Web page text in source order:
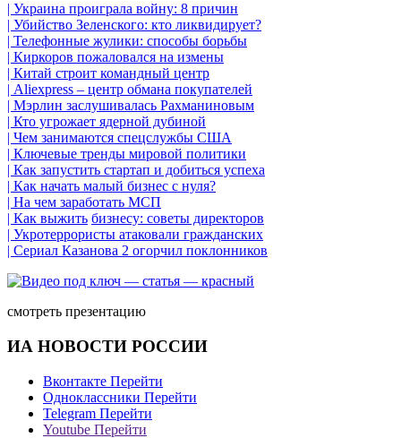
| Украина проиграла войну: 8 причин
| Убийство Зеленского: кто ликвидирует?
| Телефонные жулики: способы борьбы
| Киркоров пожаловался на измены
| Китай строит командный центр
| Aliexpress – центр обмана покупателей
| Мэрлин заслушивалась Рахманиновым
| Кто угрожает ядерной дубиной
| Чем занимаются спецслужбы США
| Ключевые тренды мировой политики
| Как запустить стартап и добиться успеха
| Как начать малый бизнес с нуля?
| На чем заработать МСП
| Как выжить бизнесу: советы директоров
| Укротеррористы атаковали гражданских
| Сериал Казанова 2 огорчил поклонников
смотреть презентацию
ИА НОВОСТИ РОССИИ
Вконтакте Перейти
Одноклассники Перейти
Telegram Перейти
Youtube Перейти